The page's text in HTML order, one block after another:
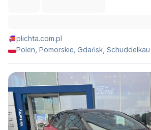
plichta.com.pl
Polen, Pomorskie, Gdańsk, Schüddelkau